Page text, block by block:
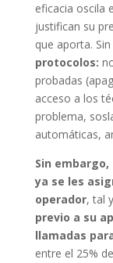
eficacia oscila
justifican su
que aporta.
protocolos:
probadas
acceso a los
problema,
automáticas,
Sin
ya se les
operador, tal
previo a su
llamadas
entre el 25%